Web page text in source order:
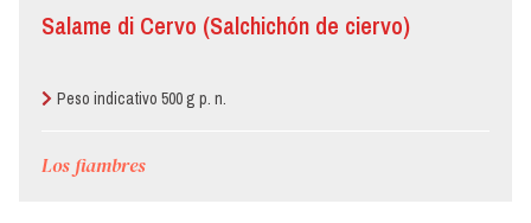
Salame di Cervo (Salchichón de ciervo)
Peso indicativo 500 g p. n.
Los fiambres